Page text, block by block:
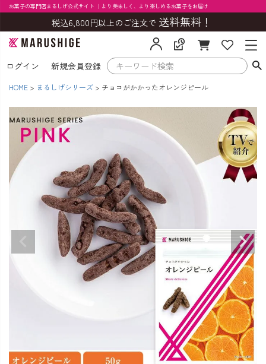
お菓子の専門店まるしげ公式サイト ｜より美味しく、より楽しめるお菓子をお届け
税込6,800円以上のご注文で 送料無料！
ログイン 新規会員登録
HOME まるしげシリーズ チョコがかかったオレンジピール